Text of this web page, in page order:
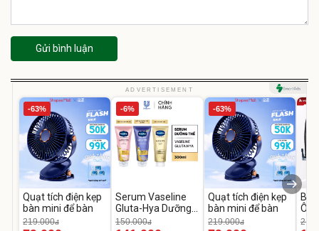
Gửi bình luận
ADVERTISEMENT
-63%
Quạt tích điện kẹp
bàn mini để bàn
219.000đ
-6%
Serum Vaseline
Gluta-Hya Dưỡng
Da Sáng Mịn Sau 7
150.000đ
-63%
Quạt tích điện kẹp
bàn mini để bàn
219.000đ
Ô